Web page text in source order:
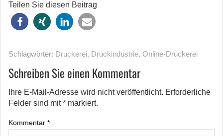
Teilen Sie diesen Beitrag
Schlagwörter: Druckerei, Druckindustrie, Online-Druckerei
Schreiben Sie einen Kommentar
Ihre E-Mail-Adresse wird nicht veröffentlicht. Erforderliche
Felder sind mit* markiert.
Kommentar *